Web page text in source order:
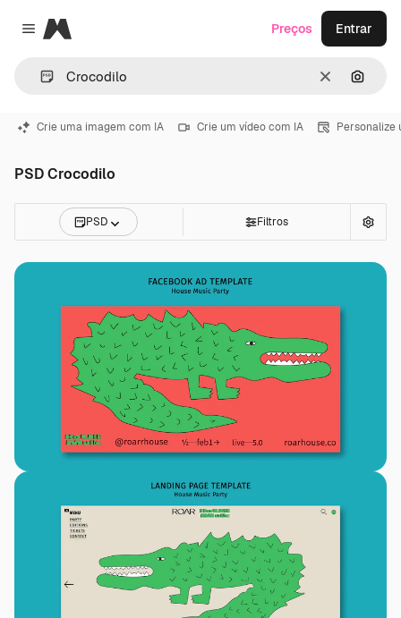
Close menu
Magnific
Limpar
Preços Entrar
Crie uma imagem com IA Crie um vídeo com IA Personalize
PSD Crocodilo
PSD Filtros